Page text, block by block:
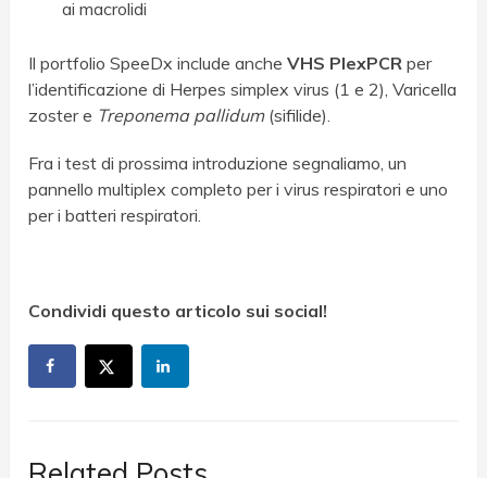
ai macrolidi
Il portfolio SpeeDx include ancheVHS PlexPCR per
l’identificazione di Herpes simplex virus (1 e 2), Varicella
zoster e Treponema pallidum(sifilide).
Fra i test di prossima introduzione segnaliamo, un
pannello multiplex completo per i virus respiratori e uno
per i batteri respiratori.
Condividi questo articolo sui social!